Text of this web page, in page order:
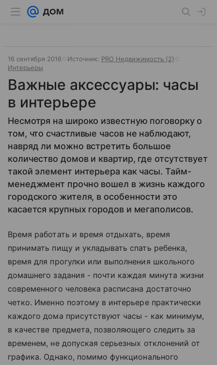
16 сентября 2016 Источник: PRO Недвижимость (2)
Интерьеры
Важные аксессуары: часы
в интерьере
Несмотря на широко известную поговорку о
том, что счастливые часов не наблюдают,
навряд ли можно встретить большое
количество домов и квартир, где отсутствует
такой элемент интерьера как часы. Тайм-
менеджмент прочно вошел в жизнь каждого
городского жителя, в особенности это
касается крупных городов и мегаполисов.
Время работать и время отдыхать, время
принимать пищу и укладывать спать ребенка,
время для прогулки или выполнения школьного
домашнего задания - почти каждая минута жизни
современного человека расписана достаточно
четко. Именно поэтому в интерьере практически
каждого дома присутствуют часы - как минимум,
в качестве предмета, позволяющего следить за
временем, не допуская серьезных отклонений от
графика. Однако, помимо функционального